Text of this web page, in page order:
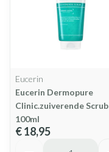
Eucerin
Eucerin Dermopure
Clinic.zuiverende Scrub
100ml
€ 18,95